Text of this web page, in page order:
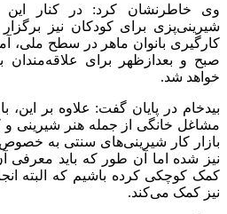
وی خاطرنشان کرد: در کنار این
شیرینی‌پزی برای کودکان نیز
کارگیری بانوان ماهر در سطح ملی،
صبح و بعدازظهر برای علاقه‌مندان
خواهد شد.
بیدخام در پایان گفت: علاوه بر این،
مشاغل خانگی از جمله هنر شیرینی و
بازار کار شیرینی‌های سنتی به
نیز شده اما آن طور که باید
کمک کوچکی کرده باشیم که البته
نیز کمک می‌کند.